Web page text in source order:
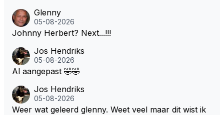
Glenny
05-08-2026
Johnny Herbert? Next...!!!
Jos Hendriks
05-08-2026
Al aangepast 🤣🤣
Jos Hendriks
05-08-2026
Weer wat geleerd glenny. Weet veel maar dit wist ik